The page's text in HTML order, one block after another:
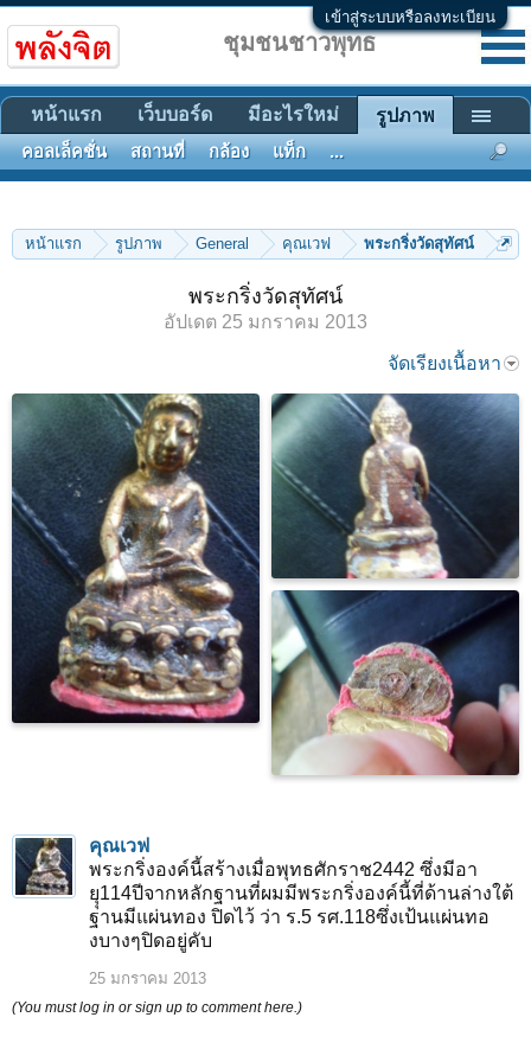
เข้าสู่ระบบหรือลงทะเบียน
หน้าแรก รูปภาพ General คุณเวฟ พระกริ่งวัดสุทัศน์
พระกริ่งวัดสุทัศน์
อัปเดต 25 มกราคม 2013
จัดเรียงเนื้อหา
คุณเวฟ
พระกริ่งองค์นี้สร้างเมื่อพุทธศักราช2442 ซึ่งมีอา
ยุุ114ปีจากหลักฐานที่ผมมีพระกริ่งองค์นี้ที่ด้านล่างใต้
ฐานมีแผ่นทอง ปิดไว้ ว่า ร.5 รศ.118ซึ่งเป้นแผ่นทอ
งบางๆปิดอยู่คับ
25 มกราคม 2013
(You must log in or sign up to comment here.)
ชุมชนชาวพุทธ
หน้าแรก เว็บบอร์ด มีอะไรใหม่ รูปภาพ
คอลเล็คชั่น สถานที่ กล้อง แท็ก ...